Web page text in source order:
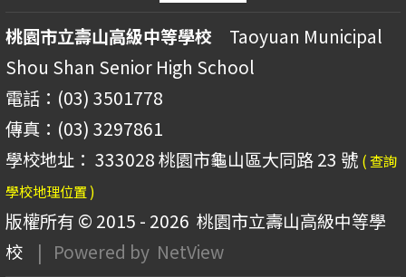
桃園市立壽山高級中等學校 Taoyuan Municipal
Shou Shan Senior High School
電話：(03) 3501778
傳真：(03) 3297861
學校地址： 333028 桃園市龜山區大同路 23 號 ( 查詢
學校地理位置 )
版權所有 © 2015 - 2026 桃園市立壽山高級中等學
校
| Powered by NetView